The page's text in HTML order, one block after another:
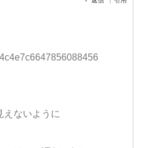
えないように